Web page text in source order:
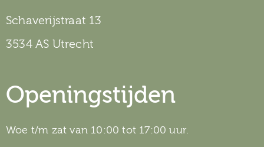
Schaverijstraat 13
3534 AS Utrecht
Openingstijden
Woe t/m zat van 10:00 tot 17:00 uur.